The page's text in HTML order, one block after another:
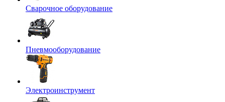
Сварочное оборудование
Пневмооборудование
Электроинструмент